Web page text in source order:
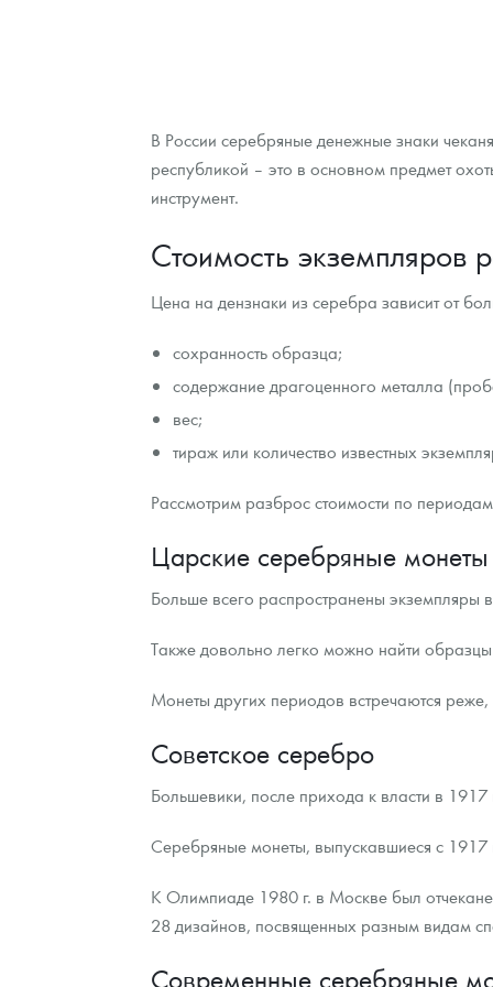
В России серебряные денежные знаки
республикой – это в основном предмет
инструмент.
Стоимость экземпляров
Цена на дензнаки из серебра зависит от
сохранность образца;
содержание драгоценного металла
вес;
тираж или количество известных
Рассмотрим разброс стоимости по
Царские серебряные монеты
Больше всего распространены экземпляры
Также довольно легко можно найти
Монеты других периодов встречаются
Советское серебро
Большевики, после прихода к власти в
Серебряные монеты, выпускавшиеся с 1917
К Олимпиаде 1980 г. в Москве был
28 дизайнов, посвященных разным видам
Современные серебряные